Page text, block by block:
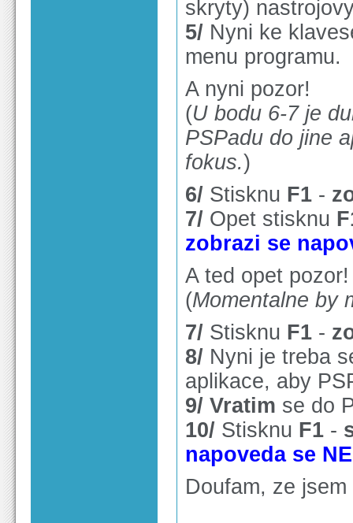
skryty)
5/ Nyni ke
menu programu.
A nyni pozor!
(U bodu 6-7 je
PSPadu do jine
fokus.)
6/ Stisknu F1 -
7/ Opet stisknu
zobrazi se
A ted opet pozor!
(Momentalne by
7/ Stisknu F1 -
8/ Nyni je treba
aplikace, aby
9/ Vratim se do
10/ Stisknu F1 -
napoveda se
Doufam, ze